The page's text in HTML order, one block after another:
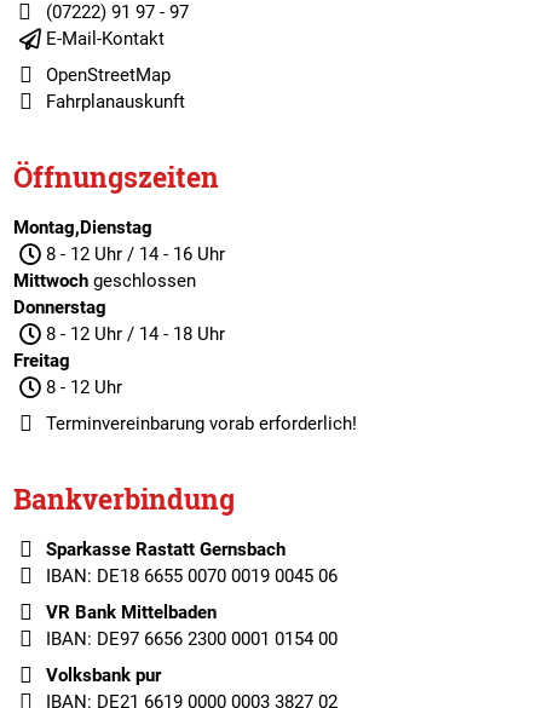
(07222) 91 97 - 97
E-Mail-Kontakt
OpenStreetMap
Fahrplanauskunft
Öffnungszeiten
Montag,Dienstag
8 - 12 Uhr / 14 - 16 Uhr
Mittwochgeschlossen
Donnerstag
8 - 12 Uhr / 14 - 18 Uhr
Freitag
8 - 12 Uhr
Terminvereinbarungvorab erforderlich!
Bankverbindung
Sparkasse Rastatt Gernsbach
IBAN: DE18 6655 0070 0019 0045 06
VR Bank Mittelbaden
IBAN: DE97 6656 2300 0001 0154 00
Volksbank pur
IBAN: DE21 6619 0000 0003 3827 02